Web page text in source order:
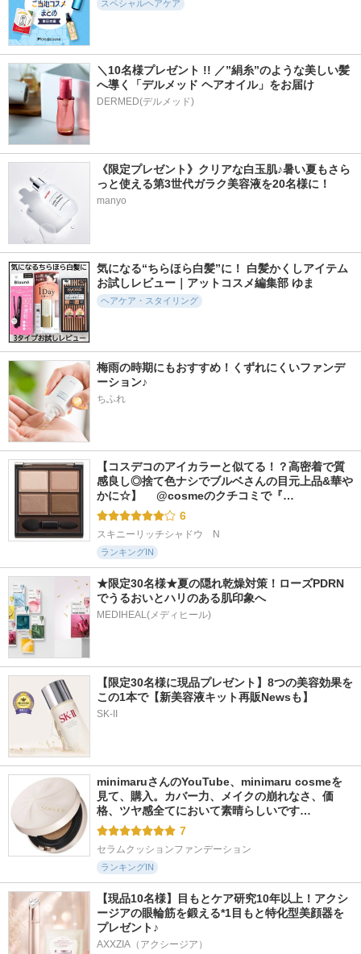
ululis
295件
ウルリス プレミア
ム ウォーターコン
ク ブラックセラム
ululis
ムース／リペアトリ
ートメント スムー
ス
イスト シャンプー
／トリートメント
スリークリペア＊
5.4
484件
SILK THE RICHシャ
ンプー／トリートメ
ント（ムードナイト
ムスク）
SILK THE RICH
5.1
2155件
リートメント
パンテーン
6.0
244件
ボタニスト サンタ
ル リペアヘアオイ
BOTANIST(ボタニス
ト)
5.5
731件
ウエラトーン エッ
センスイン カラー
トリートメント
5.8
333件
ロータス 水素トリ
ートメント ティー
スペシャルヘアケア
＼10名様プレゼント !! ／”絹糸”のような美しい髪
へ導く「デルメッド ヘアオイル」をお届け
DERMED(デルメッド)
《限定プレゼント》クリアな白玉肌♪暑い夏もさら
っと使える第3世代ガラク美容液を20名様に！
manyo
気になる“ちらほら白髪”に！ 白髪かくしアイテム
お試しレビュー｜アットコスメ編集部 ゆま
ヘアケア・スタイリング
梅雨の時期にもおすすめ！くずれにくいファンデ
ーション♪
ちふれ
【コスデコのアイカラーと似てる！？高密着で質
感良し◎捨て色ナシでブルベさんの目元上品&華や
かに☆】 　@cosmeのクチコミで『…
6
スキニーリッチシャドウ　N
ランキングIN
★限定30名様★夏の隠れ乾燥対策！ローズPDRN
でうるおいとハリのある肌印象へ
MEDIHEAL(メディヒール)
【限定30名様に現品プレゼント】8つの美容効果を
この1本で【新美容液キット再販Newsも】
SK-II
minimaruさんのYouTube、minimaru cosmeを
見て、購入。カバー力、メイクの崩れなさ、価
格、ツヤ感全てにおいて素晴らしいです…
7
セラムクッションファンデーション
ランキングIN
【現品10名様】目もとケア研究10年以上！アクシ
ージアの眼輪筋を鍛える*1目もと特化型美顔器を
プレゼント♪
AXXZIA（アクシージア）